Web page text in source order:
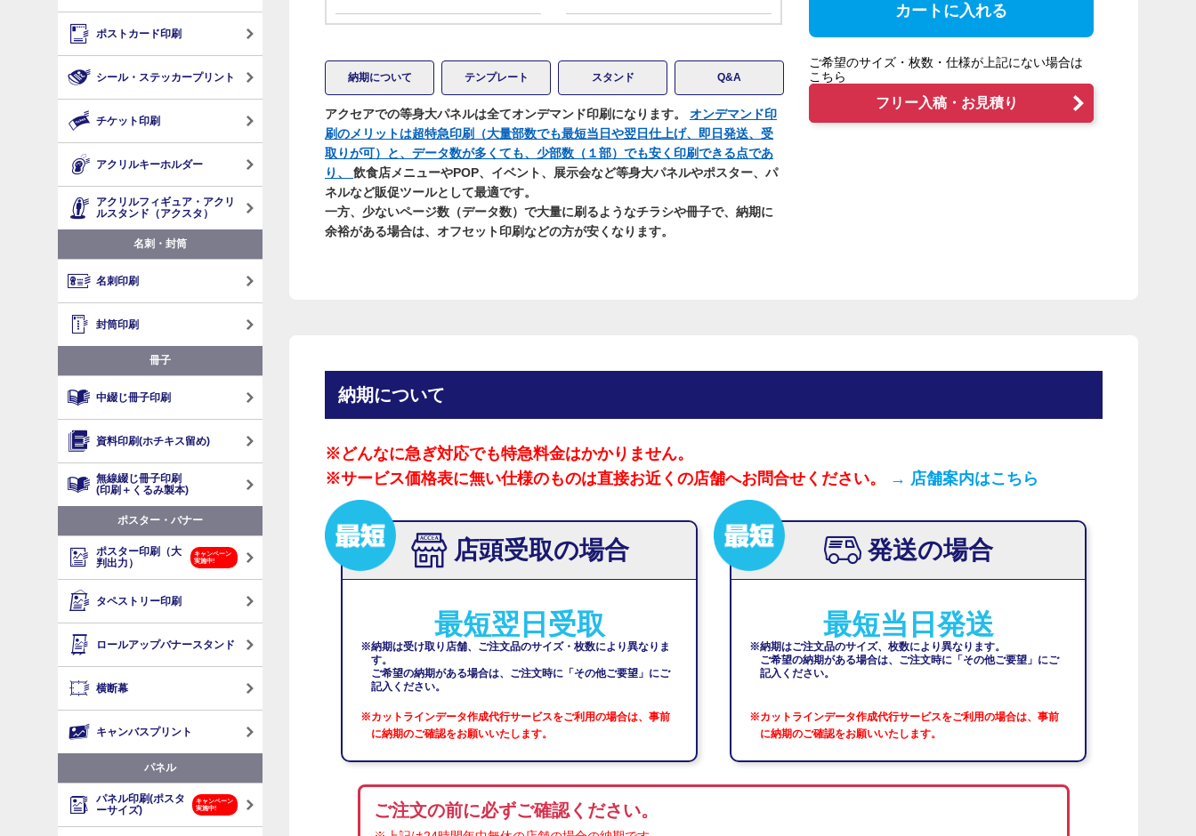
納期について テンプレート スタンド Q&A
アクセアでの等身大パネルは全てオンデマンド印刷になります。 オンデマンド印
刷のメリットは超特急印刷（大量部数でも最短当日や翌日仕上げ、即日発送、受
取りが可）と、データ数が多くても、少部数（１部）でも安く印刷できる点であ
り、 飲食店メニューやPOP、イベント、展示会など等身大パネルやポスター、パ
ネルなど販促ツールとして最適です。
一方、少ないページ数（データ数）で大量に刷るようなチラシや冊子で、納期に
余裕がある場合は、オフセット印刷などの方が安くなります。
カートに入れる
ご希望のサイズ・枚数・仕様が上記にない場合は
こちら
フリー入稿・お見積り
納期について
※どんなに急ぎ対応でも特急料金はかかりません。
※サービス価格表に無い仕様のものは直接お近くの店舗へお問合せください。
→ 店舗案内はこちら
店頭受取の場合
最短翌日受取
※納期は受け取り店舗、ご注文品のサイズ・枚数により異なりま
す。
ご希望の納期がある場合は、ご注文時に「その他ご要望」にご
記入ください。
※カットラインデータ作成代行サービスをご利用の場合は、事前
に納期のご確認をお願いいたします。
発送の場合
最短当日発送
※納期はご注文品のサイズ、枚数により異なります。
ご希望の納期がある場合は、ご注文時に「その他ご要望」にご
記入ください。
※カットラインデータ作成代行サービスをご利用の場合は、事前
に納期のご確認をお願いいたします。
ご注文の前に必ずご確認ください。
ポストカード印刷
シール・ステッカープリント
チケット印刷
アクリルキーホルダー
アクリルフィギュア・アクリ
ルスタンド（アクスタ）
名刺・封筒
名刺印刷
封筒印刷
冊子
中綴じ冊子印刷
資料印刷(ホチキス留め)
無線綴じ冊子印刷
(印刷＋くるみ製本)
ポスター・バナー
ポスター印刷（大
判出力）
キャンペーン
実施中!
タペストリー印刷
ロールアップバナースタンド
横断幕
キャンバスプリント
パネル
パネル印刷(ポスタ
ーサイズ)
キャンペーン
実施中!